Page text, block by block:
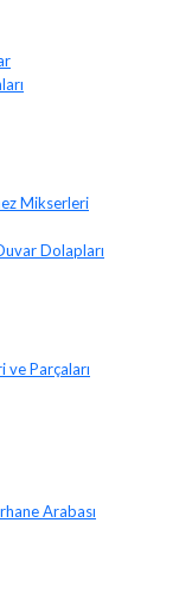
Mikserleri
Dolapları
Parçaları
Arabası